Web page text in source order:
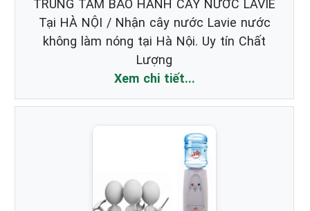
TRUNG TÂM BẢO HÀNH CÂY NƯỚC LAVIE
Tại HÀ NỘI / Nhận cây nước Lavie nước
không làm nóng tại Hà Nội. Uy tín Chất
Lượng
Xem chi tiết...